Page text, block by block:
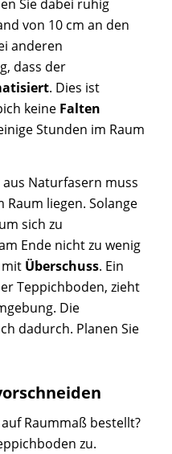
Sie dabei ruhig
von 10 cm an den
anderen
dass der
. Dies ist
keine Falten
Stunden im Raum
Naturfasern muss
Raum liegen. Solange
sich zu
Ende nicht zu wenig
mit Überschuss. Ein
Teppichboden, zieht
Die
dadurch. Planen Sie
Raummaß bestellt?
zu.